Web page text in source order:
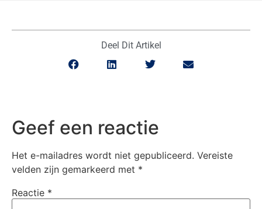
Deel Dit Artikel
Geef een reactie
Het e-mailadres wordt niet gepubliceerd. Vereiste
velden zijn gemarkeerd met *
Reactie *